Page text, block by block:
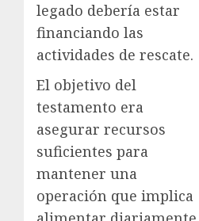
legado debería estar
financiando las
actividades de rescate.
El objetivo del
testamento era
asegurar recursos
suficientes para
mantener una
operación que implica